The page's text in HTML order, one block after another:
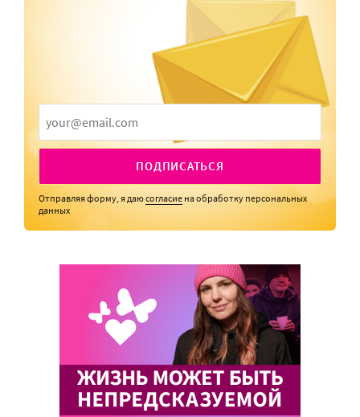
ПОДПИСАТЬСЯ
Отправляя форму, я даюсогласие на обработку персональных
данных